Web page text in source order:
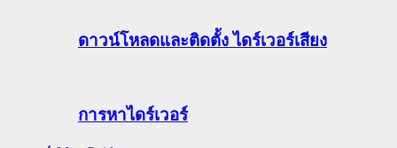
ดาวน์โหลดและติดตั้ง ไดร์เวอร์เสียง
การหาไดร์เวอร์